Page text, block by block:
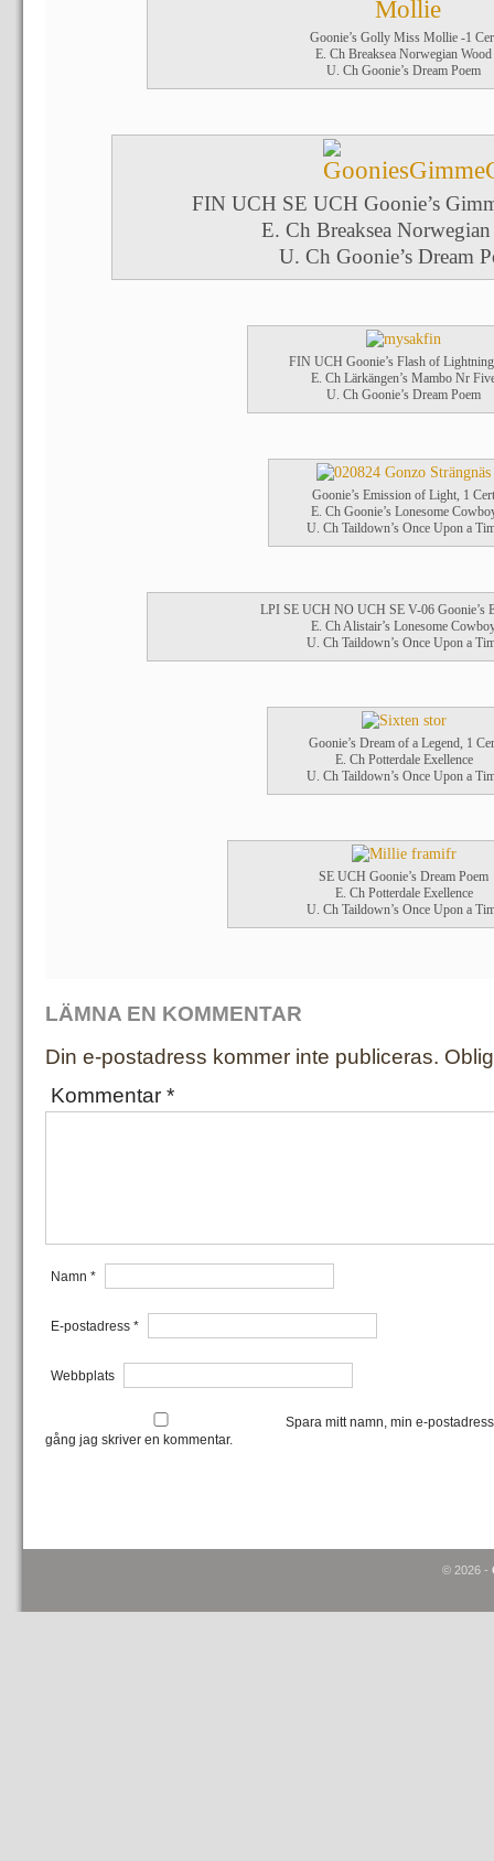
Goonie’s Golly Miss Mollie -1
E. Ch Breaksea Norwegian Wood
U. Ch Goonie’s Dream Poem
FIN UCH SE UCH Goonie’s
E. Ch Breaksea
U. Ch Goonie’s Dream
FIN UCH Goonie’s Flash of
E. Ch Lärkängen’s Mambo Nr
U. Ch Goonie’s Dream Poem
Goonie’s Emission of Light, 1 Cert
E. Ch Goonie’s Lonesome
U. Ch Taildown’s Once Upon a
LPI SE UCH NO UCH SE V-06 Goonie’s
E. Ch Alistair’s Lonesome
U. Ch Taildown’s Once Upon a
Goonie’s Dream of a Legend, 1
E. Ch Potterdale Exellence
U. Ch Taildown’s Once Upon a
SE UCH Goonie’s Dream Poem
E. Ch Potterdale Exellence
U. Ch Taildown’s Once Upon a
LÄMNA EN KOMMENTAR
Din e-postadress kommer inte publiceras.
Kommentar *
Namn *
E-postadress *
Webbplats
Spara mitt namn, min e-
gång jag skriver en kommentar.
© 2026 -